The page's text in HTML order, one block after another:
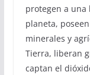
protegen a
planeta,
minerales y
Tierra, liberan
captan el